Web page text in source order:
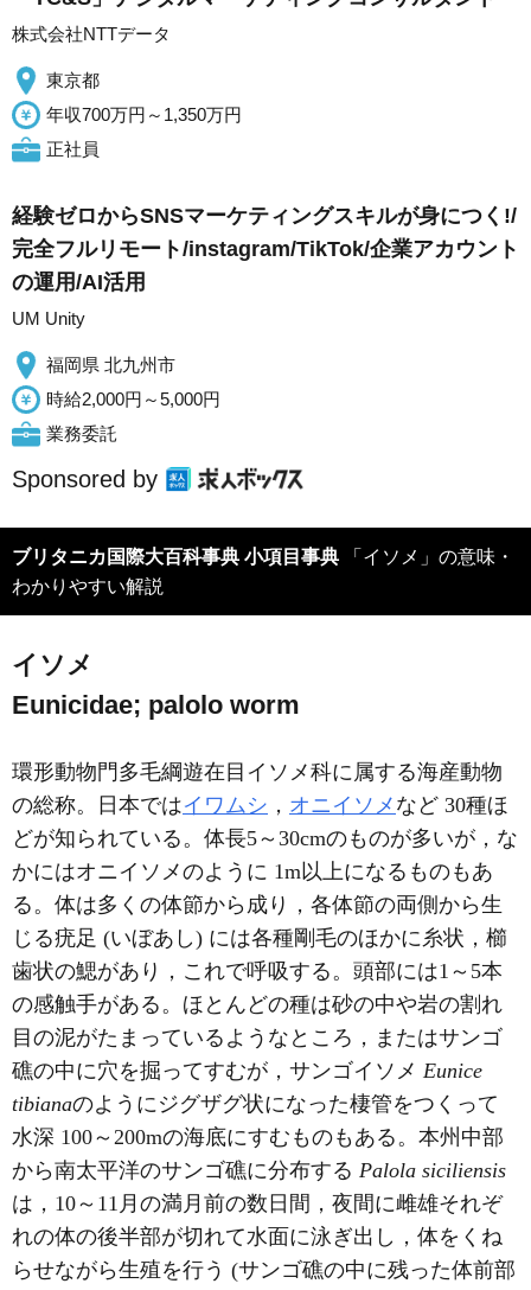
株式会社NTTデータ
東京都
年収700万円～1,350万円
正社員
経験ゼロからSNSマーケティングスキルが身につく!/
完全フルリモート/instagram/TikTok/企業アカウント
の運用/AI活用
UM Unity
福岡県 北九州市
時給2,000円～5,000円
業務委託
Sponsored by
ブリタニカ国際大百科事典 小項目事典 「イソメ」の意味・
わかりやすい解説
イソメ
Eunicidae; palolo worm
環形動物門多毛綱遊在目イソメ科に属する海産動物
の総称。日本ではイワムシ ， オニイソメ など 30種ほ
どが知られている。体長5～30cmのものが多いが，な
かにはオニイソメのように 1m以上になるものもあ
る。体は多くの体節から成り，各体節の両側から生
じる疣足 (いぼあし) には各種剛毛のほかに糸状，櫛
歯状の鰓があり，これで呼吸する。頭部には1～5本
の感触手がある。ほとんどの種は砂の中や岩の割れ
目の泥がたまっているようなところ，またはサンゴ
礁の中に穴を掘ってすむが，サンゴイソメ Eunice
tibianaのようにジグザグ状になった棲管をつくって
水深 100～200mの海底にすむものもある。本州中部
から南太平洋のサンゴ礁に分布する Palola siciliensis
は，10～11月の満月前の数日間，夜間に雌雄それぞ
れの体の後半部が切れて水面に泳ぎ出し，体をくね
らせながら生殖を行う (サンゴ礁の中に残った体前部